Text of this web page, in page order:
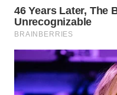
BEKASI
WN